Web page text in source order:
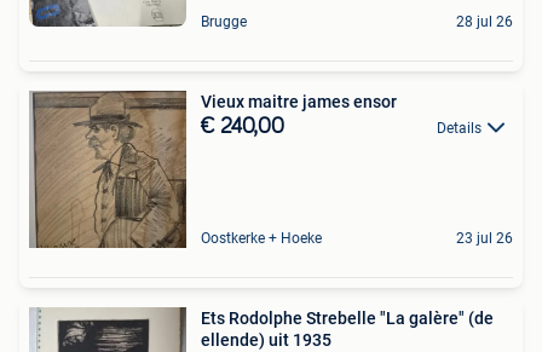
Brugge 28 jul 26
Vieux maitre james ensor
€ 240,00 Details
Oostkerke + Hoeke 23 jul 26
Ets Rodolphe Strebelle "La galère" (de
ellende) uit 1935